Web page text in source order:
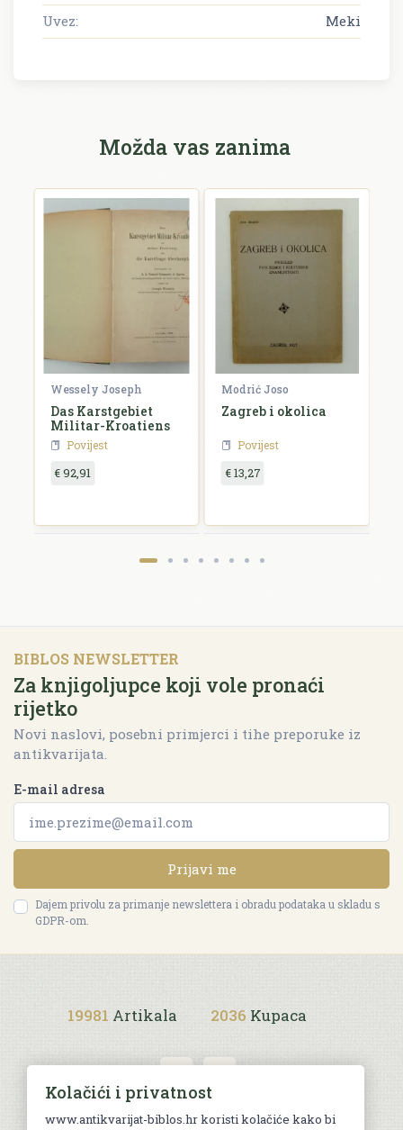
Uvez:
Meki
Možda vas zanima
Wessely Joseph
Das Karstgebiet
Militar-Kroatiens
Povijest
€ 92,91
Modrić Joso
Zagreb i okolica
Povijest
€ 13,27
BIBLOS NEWSLETTER
Za knjigoljupce koji vole pronaći
rijetko
Novi naslovi, posebni primjerci i tihe preporuke iz
antikvarijata.
E-mail adresa
Prijavi me
Dajem privolu za primanje newslettera i obradu podataka u skladu s
GDPR-om.
19981 Artikala 2036 Kupaca
Kolačići i privatnost
www.antikvarijat-biblos.hr koristi kolačiće kako bi